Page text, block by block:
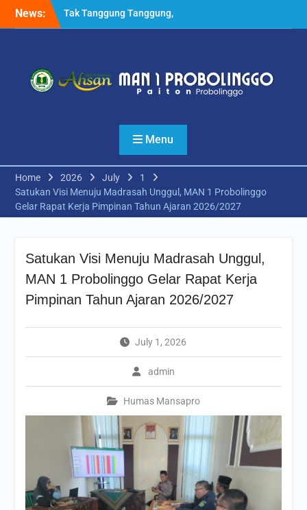
News:
Tak Tanggung Tanggung,
Pesilat MANSAPRO Rebut 6
Kabid Pendma Kemenag
Jatim Launching Kelas
Setelah MoU dengan UM,
MAN 1 Probolinggo
Melakukan Hal Serupa
dengan UIN KHAS Jember
Menu
Home 2026 July
1
Satukan Visi Menuju Madrasah Unggul, MAN 1 Probolinggo
Gelar Rapat Kerja Pimpinan Tahun Ajaran 2026/2027
Satukan Visi Menuju Madrasah Unggul,
MAN 1 Probolinggo Gelar Rapat Kerja
Pimpinan Tahun Ajaran 2026/2027
July 1, 2026
admin
Humas Mansapro